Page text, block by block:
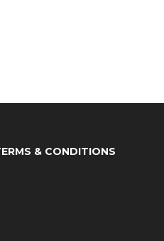
& CONDITIONS